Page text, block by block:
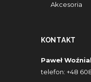
Akcesoria
KONTAKT
Paweł
telefon: +48